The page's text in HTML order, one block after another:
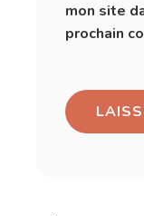
mon site
prochain